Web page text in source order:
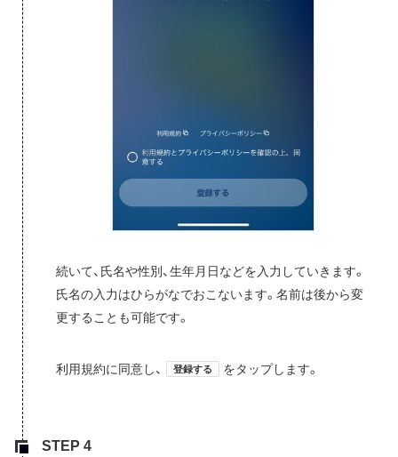
続いて、氏名や性別、生年月日などを入力していきます。
氏名の入力はひらがなでおこないます。名前は後から変
更することも可能です。
利用規約に同意し、 登録する をタップします。